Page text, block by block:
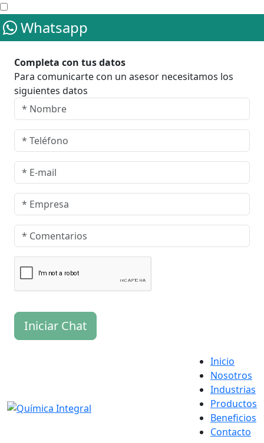
Whatsapp
Completa con tus datos
Para comunicarte con un asesor necesitamos los
siguientes datos
Iniciar Chat
Inicio
Nosotros
Industrias
Productos
Beneficios
Contacto